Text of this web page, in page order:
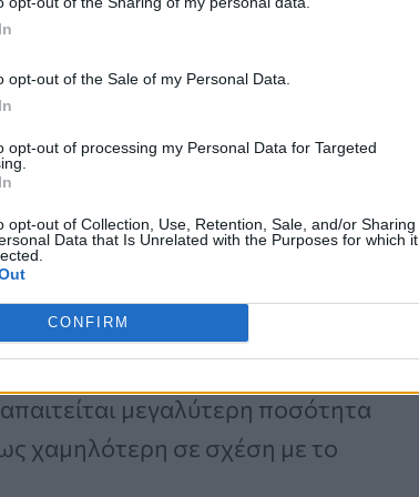
opt-out of the Sale of my Personal Data.
opt-out of processing my Personal Data for Targeted
opt-out of Collection, Use, Retention, Sale, and/or Sharing
Data that Is Unrelated with the Purposes for which it
CONFIRM
δύο τεχνικές αφορά την ποσότητα
απαιτείται μεγαλύτερη ποσότητα
χαμηλότερη σε σχέση με το